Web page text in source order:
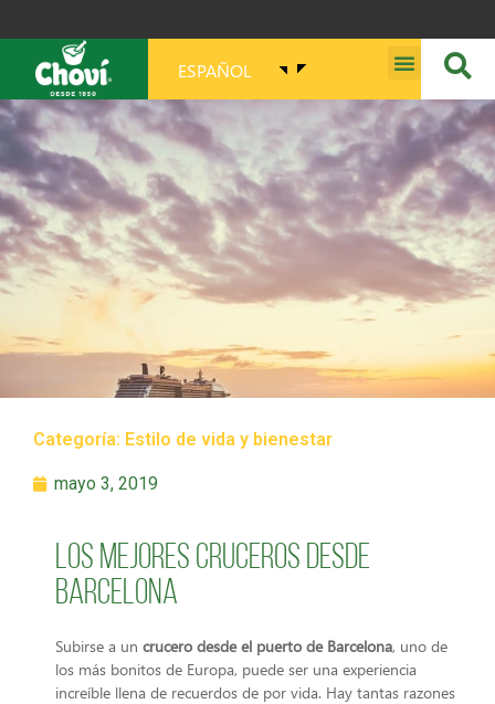
ESPAÑOL
Categoría: Estilo de vida y bienestar
mayo 3, 2019
Los mejores cruceros desde
Barcelona
Subirse a un crucero desde el puerto de Barcelona, uno de
los más bonitos de Europa, puede ser una experiencia
increíble llena de recuerdos de por vida. Hay tantas razones